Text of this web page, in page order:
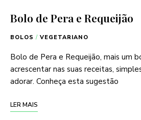
Bolo de Pera e Requeijão
BOLOS / VEGETARIANO
Bolo de Pera e Requeijão, mais um
acrescentar nas suas receitas,
adorar. Conheça esta sugestão
LER MAIS